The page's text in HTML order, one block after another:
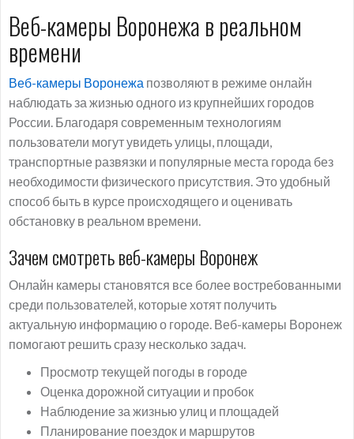
Веб-камеры Воронежа в реальном
времени
Веб-камеры Воронежа позволяют в режиме онлайн
наблюдать за жизнью одного из крупнейших городов
России. Благодаря современным технологиям
пользователи могут увидеть улицы, площади,
транспортные развязки и популярные места города без
необходимости физического присутствия. Это удобный
способ быть в курсе происходящего и оценивать
обстановку в реальном времени.
Зачем смотреть веб-камеры Воронеж
Онлайн камеры становятся все более востребованными
среди пользователей, которые хотят получить
актуальную информацию о городе. Веб-камеры Воронеж
помогают решить сразу несколько задач.
Просмотр текущей погоды в городе
Оценка дорожной ситуации и пробок
Наблюдение за жизнью улиц и площадей
Планирование поездок и маршрутов